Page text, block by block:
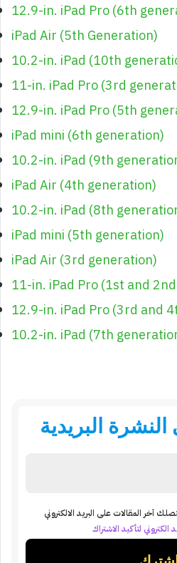
12.9-in. iPad Pro (6th
iPad Air (5th Generation)
10.2-in. iPad (10th
11-in. iPad Pro (3rd
12.9-in. iPad Pro (5th
iPad mini (6th generation)
10.2-in. iPad (9th
iPad Air (4th generation)
10.2-in. iPad (8th
iPad mini (5th generation)
iPad Air (3rd generation)
11-in. iPad Pro (1st and
12.9-in. iPad Pro (3rd and
10.2-in. iPad (7th
البريدية
آخر المقالات على البريد الالكتروني
لتأكيد الاشتراك